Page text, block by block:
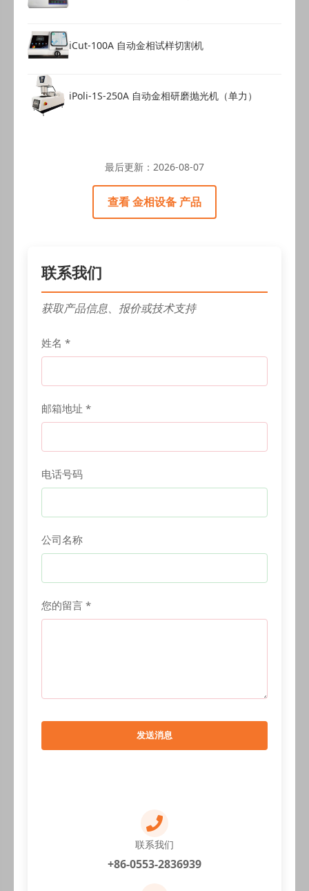
iCut-100A 自动金相试样切割机
iPoli-1S-250A 自动金相研磨抛光机（单力）
最后更新： 2026-08-07
查看 金相设备 产品
联系我们
获取产品信息、报价或技术支持
姓名 *
邮箱地址 *
电话号码
公司名称
您的留言 *
发送消息
联系我们
+86-0553-2836939